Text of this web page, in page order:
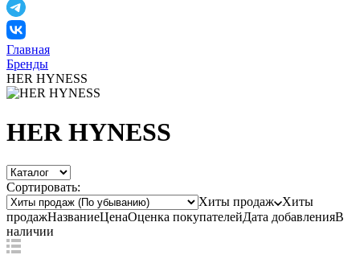
Главная
Бренды
HER HYNESS
HER HYNESS
Сортировать:
Хиты продаж
Хиты
продажНазваниеЦенаОценка покупателейДата добавленияВ
наличии